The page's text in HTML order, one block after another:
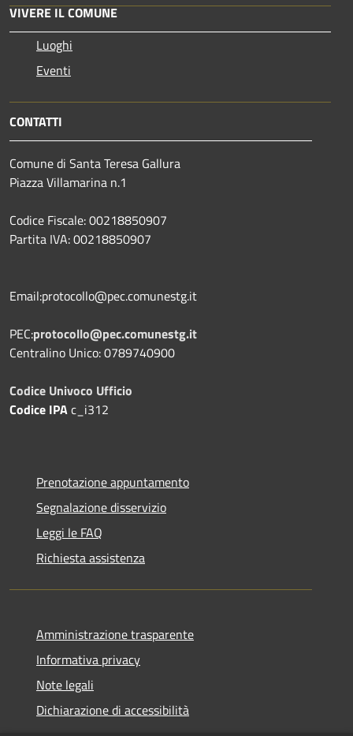
VIVERE IL COMUNE
Luoghi
Eventi
CONTATTI
Comune di Santa Teresa Gallura
Piazza Villamarina n.1
Codice Fiscale: 00218850907
Partita IVA: 00218850907
Email:protocollo@pec.comunestg.it
PEC:protocollo@pec.comunestg.it
Centralino Unico: 0789740900
Codice Univoco Ufficio
Codice IPAc_i312
Prenotazione appuntamento
Segnalazione disservizio
Leggi le FAQ
Richiesta assistenza
Amministrazione trasparente
Informativa privacy
Note legali
Dichiarazione di accessibilità